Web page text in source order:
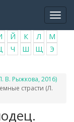
Й К Л
М
Ч Ш Щ
Э
В. Рыжкова, 2016)
страсти (Л.